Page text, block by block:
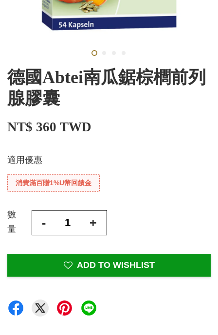
德國Abtei南瓜鋸棕櫚前列
腺膠囊
NT$ 360 TWD
適用優惠
消費滿百贈1%U幣回饋金
數
量
- +
ADD TO WISHLIST